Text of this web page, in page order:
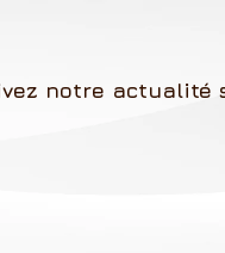
notre actualité